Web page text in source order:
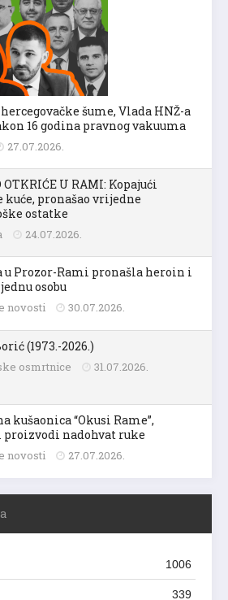
šume, Vlada HNŽ-a
16 godina pravnog vakuuma
27.07.2026.
OTKRIĆE U RAMI: Kopajući
kuće, pronašao vrijedne
ostatke
24.07.2026.
u Prozor-Rami pronašla heroin i
osobu
novosti 30.07.2026.
(1973.-2026.)
osmrtnice 31.07.2026.
kušaonica “Okusi Rame”,
proizvodi nadohvat ruke
novosti 27.07.2026.
1006
339